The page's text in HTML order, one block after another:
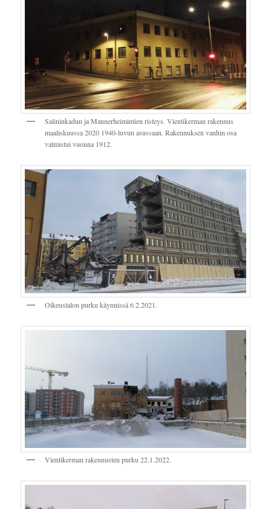
Salininkadun ja Mannerheimintien risteys. Vientikerman rakennus
maaliskuussa 2020 1940-luvun asussaan. Rakennuksen vanhin osa
valmistui vuonna 1912.
Oikeustalon purku käynnissä 6.2.2021.
Vientikerman rakennusten purku 22.1.2022.